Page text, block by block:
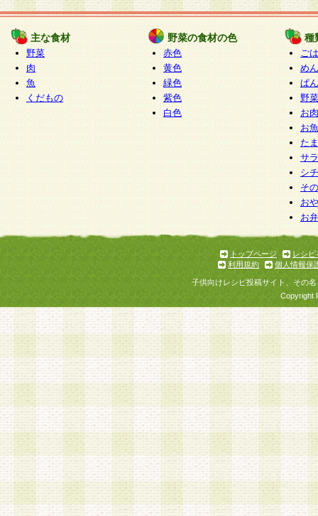
主な食材
野菜
肉
魚
くだもの
野菜の食材の色
赤色
黄色
緑色
紫色
白色
種
ご
めん
ぱん
野
お
お
た
サ
シ
そ
お
お
トップページ
レシピ
利用規約
個人情報保
子供向けレシピ投稿サイト、その
Copyright